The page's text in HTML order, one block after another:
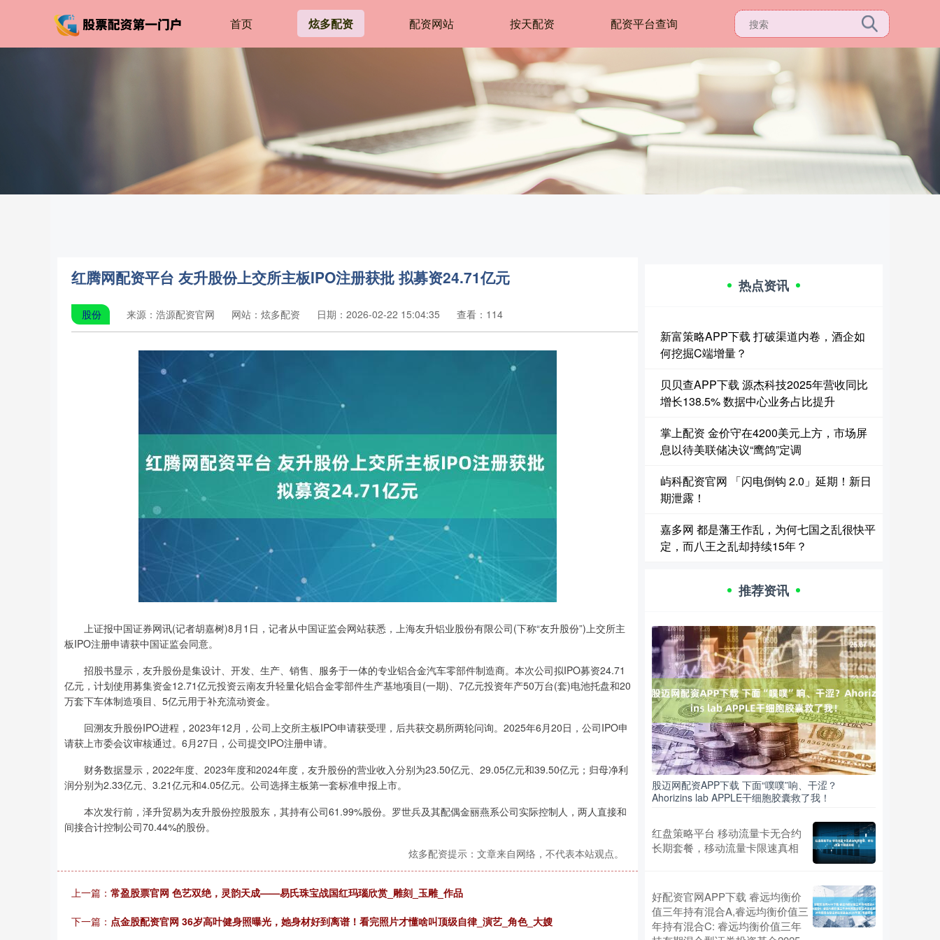
首页 炫多配资 配资网站 按天配资 配资平台查询
红腾网配资平台 友升股份上交所主板IPO注册获批 拟募资24.71亿元
股份 来源：浩源配资官网 网站：炫多配资 日期：2026-02-22 15:04:35 查看：114
上证报中国证券网讯(记者胡嘉树)8月1日，记者从中国证监会网站获悉，上海友升铝业股份有限公司(下称“友升股份”)上交所主
板IPO注册申请获中国证监会同意。
招股书显示，友升股份是集设计、开发、生产、销售、服务于一体的专业铝合金汽车零部件制造商。本次公司拟IPO募资24.71
亿元，计划使用募集资金12.71亿元投资云南友升轻量化铝合金零部件生产基地项目(一期)、7亿元投资年产50万台(套)电池托盘和20
万套下车体制造项目、5亿元用于补充流动资金。
回溯友升股份IPO进程，2023年12月，公司上交所主板IPO申请获受理，后共获交易所两轮问询。2025年6月20日，公司IPO申
请获上市委会议审核通过。6月27日，公司提交IPO注册申请。
财务数据显示，2022年度、2023年度和2024年度，友升股份的营业收入分别为23.50亿元、29.05亿元和39.50亿元；归母净利
润分别为2.33亿元、3.21亿元和4.05亿元。公司选择主板第一套标准申报上市。
本次发行前，泽升贸易为友升股份控股股东，其持有公司61.99%股份。罗世兵及其配偶金丽燕系公司实际控制人，两人直接和
间接合计控制公司70.44%的股份。
炫多配资提示：文章来自网络，不代表本站观点。
上一篇： 常盈股票官网 色艺双绝，灵韵天成——易氏珠宝战国红玛瑙欣赏_雕刻_玉雕_作品
下一篇： 点金股配资官网 36岁高叶健身照曝光，她身材好到离谱！看完照片才懂啥叫顶级自律_演艺_角色_大嫂
热点资讯
新富策略APP下载 打破渠道内卷，酒企如
何挖掘C端增量？
贝贝查APP下载 源杰科技2025年营收同比
增长138.5% 数据中心业务占比提升
掌上配资 金价守在4200美元上方，市场屏
息以待美联储决议“鹰鸽”定调
屿科配资官网 「闪电倒钩 2.0」延期！新日
期泄露！
嘉多网 都是藩王作乱，为何七国之乱很快平
定，而八王之乱却持续15年？
推荐资讯
股迈网配资APP下载 下面“噗噗”响、干涩？
Ahorizins lab APPLE干细胞胶囊救了我！
红盘策略平台 移动流量卡无合约
长期套餐，移动流量卡限速真相
好配资官网APP下载 睿远均衡价
值三年持有混合A,睿远均衡价值三
年持有混合C: 睿远均衡价值三年